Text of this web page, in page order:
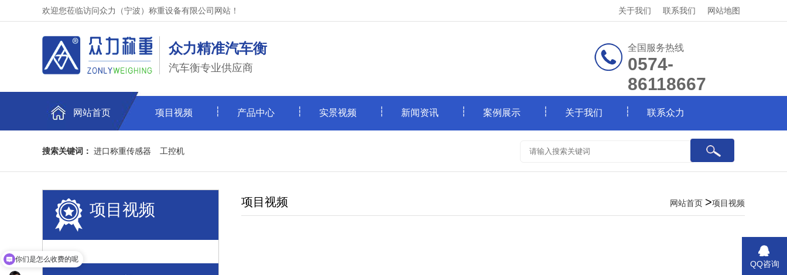
欢迎您莅临访问众力（宁波）称重设备有限公司网站！ 关于我们 联系我们 网站地图
众力精准汽车衡
汽车衡专业供应商
全国服务热线
0574-
86118667
网站首页 项目视频 产品中心 实景视频 新闻资讯 案例展示 关于我们 联系众力
搜索关键词： 进口称重传感器 工控机
项目视频 项目视频 网站首页 >项目视频
QQ咨询
你们是怎么收费的呢
现在有优惠活动吗